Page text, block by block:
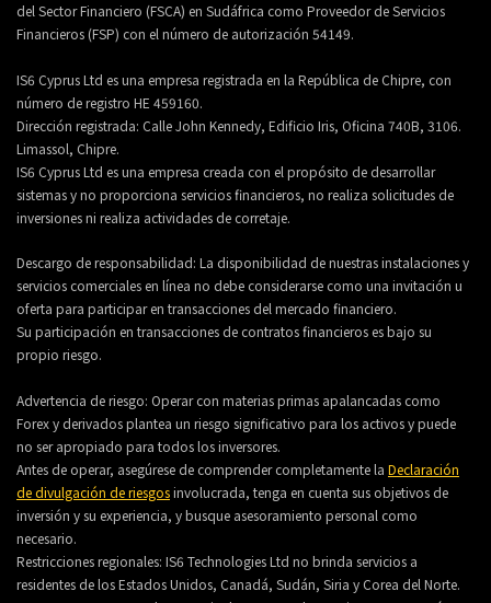
del Sector Financiero (FSCA) en Sudáfrica como Proveedor de Servicios
Financieros (FSP) con el número de autorización 54149.
IS6 Cyprus Ltd es una empresa registrada en la República de Chipre, con
número de registro HE 459160.
Dirección registrada: Calle John Kennedy, Edificio Iris, Oficina 740B, 3106.
Limassol, Chipre.
IS6 Cyprus Ltd es una empresa creada con el propósito de desarrollar
sistemas y no proporciona servicios financieros, no realiza solicitudes de
inversiones ni realiza actividades de corretaje.
Descargo de responsabilidad: La disponibilidad de nuestras instalaciones y
servicios comerciales en línea no debe considerarse como una invitación u
oferta para participar en transacciones del mercado financiero.
Su participación en transacciones de contratos financieros es bajo su
propio riesgo.
Advertencia de riesgo: Operar con materias primas apalancadas como
Forex y derivados plantea un riesgo significativo para los activos y puede
no ser apropiado para todos los inversores.
Antes de operar, asegúrese de comprender completamente la Declaración
de divulgación de riesgosinvolucrada, tenga en cuenta sus objetivos de
inversión y su experiencia, y busque asesoramiento personal como
necesario.
Restricciones regionales: IS6 Technologies Ltd no brinda servicios a
residentes de los Estados Unidos, Canadá, Sudán, Siria y Corea del Norte.